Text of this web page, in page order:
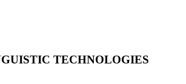
TECHNOLOGIES